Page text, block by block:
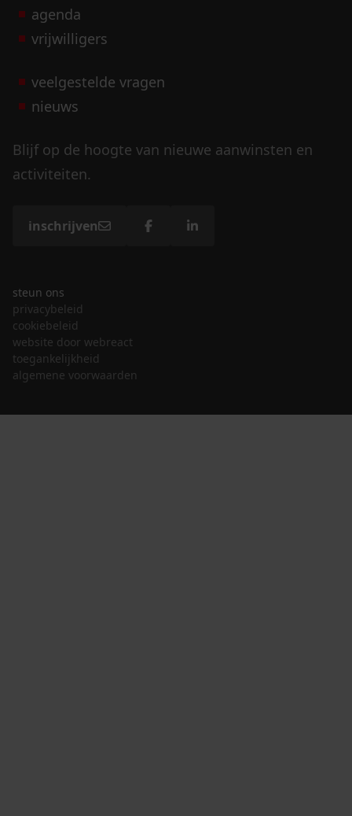
agenda
vrijwilligers
veelgestelde vragen
nieuws
Blijf op de hoogte van nieuwe aanwinsten en
activiteiten.
inschrijven
steun ons
privacybeleid
cookiebeleid
website door webreact
toegankelijkheid
algemene voorwaarden